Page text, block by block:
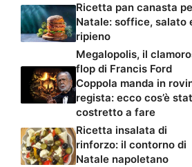
Ricetta pan canasta
Natale: soffice, salato
ripieno
Megalopolis, il
flop di Francis Ford
Coppola manda in
regista: ecco cos’è
costretto a fare
Ricetta insalata di
rinforzo: il contorno di
Natale napoletano